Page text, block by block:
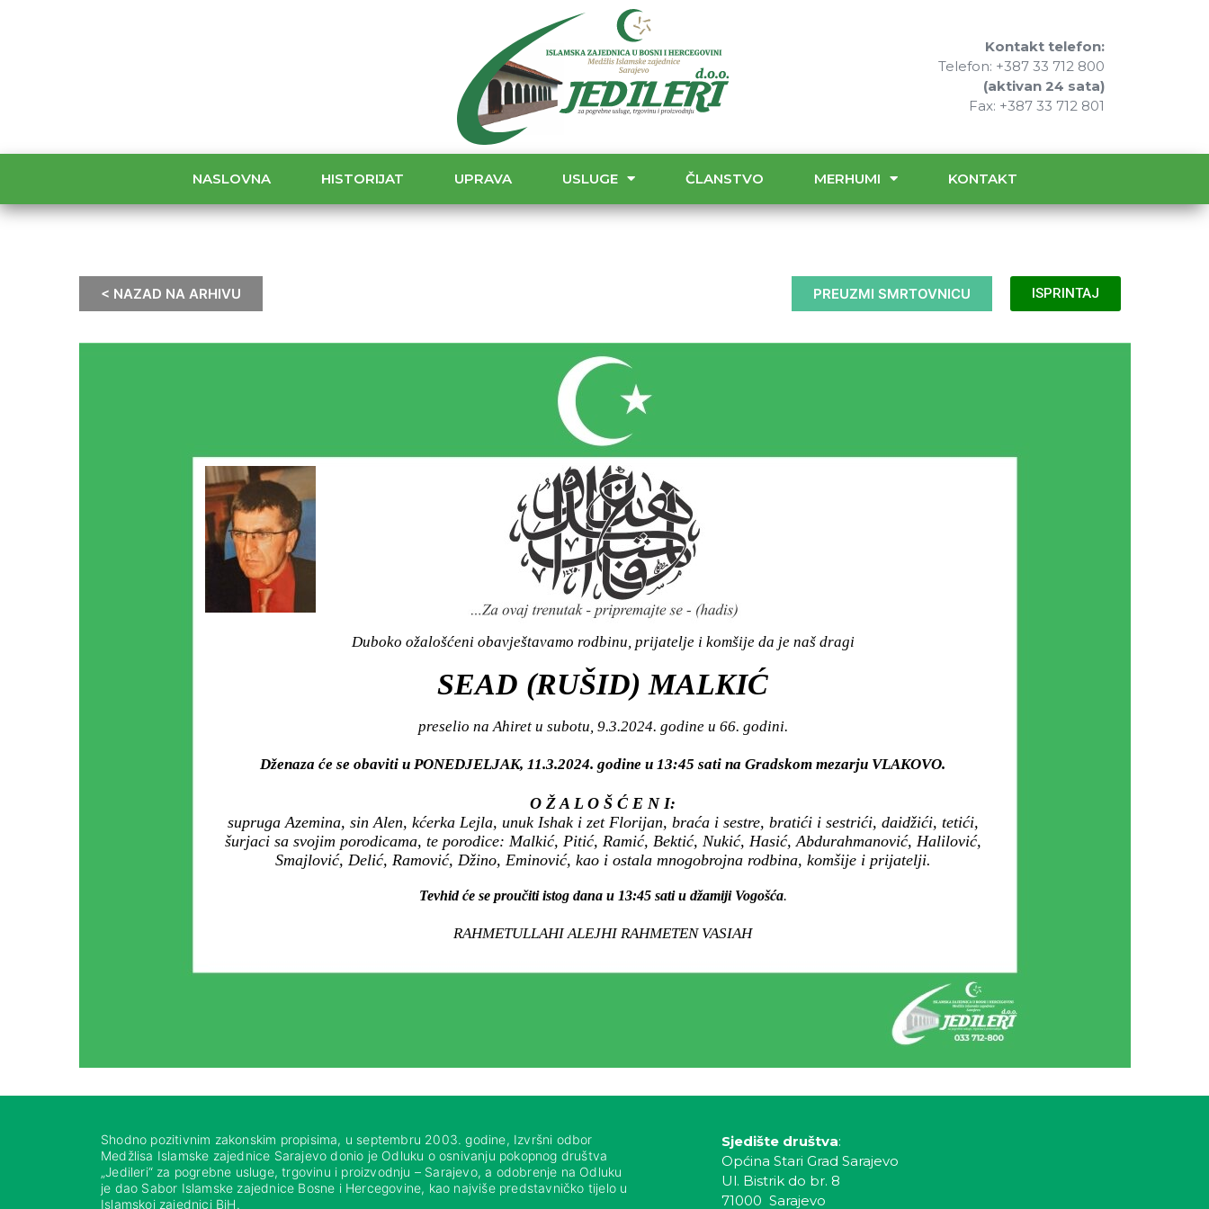
Kontakt telefon:
Telefon: +387 33 712 800
(aktivan 24 sata)
Fax: +387 33 712 801
NASLOVNA HISTORIJAT UPRAVA USLUGE ČLANSTVO MERHUMI KONTAKT
< NAZAD NA ARHIVU PREUZMI SMRTOVNICU ISPRINTAJ
Duboko ožalošćeni obavještavamo rodbinu, prijatelje i komšije da je naš dragi
SEAD (RUŠID) MALKIĆ
preselio na Ahiret u subotu, 9.3.2024. godine u 66. godini.
Dženaza će se obaviti u PONEDJELJAK, 11.3.2024. godine u 13:45 sati na Gradskom mezarju VLAKOVO.
O Ž A L O Š Ć E N I:
supruga Azemina, sin Alen, kćerka Lejla, unuk Ishak i zet Florijan, braća i sestre, bratići i sestrići, daidžići, tetići,
šurjaci sa svojim porodicama, te porodice: Malkić, Pitić, Ramić, Bektić, Nukić, Hasić, Abdurahmanović, Halilović,
Smajlović, Delić, Ramović, Džino, Eminović, kao i ostala mnogobrojna rodbina, komšije i prijatelji.
Tevhid će se proučiti istog dana u 13:45 sati u džamiji Vogošća.
RAHMETULLAHI ALEJHI RAHMETEN VASIAH
Shodno pozitivnim zakonskim propisima, u septembru 2003. godine, Izvršni odbor
Medžlisa Islamske zajednice Sarajevo donio je Odluku o osnivanju pokopnog društva
„Jedileri“ za pogrebne usluge, trgovinu i proizvodnju – Sarajevo, a odobrenje na Odluku
je dao Sabor Islamske zajednice Bosne i Hercegovine, kao najviše predstavničko tijelo u
Islamskoj zajednici BiH.
Sjedište društva:
Općina Stari Grad Sarajevo
Ul. Bistrik do br. 8
71000 Sarajevo